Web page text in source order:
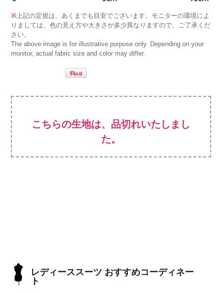
※上記の定規は、あくまでも目安でございます。モニターの環境によ
りましては、色の見え方や大きさが多少異なりますので、ご了承くだ
さい。
The above image is for illustrative purpose only. Depending on your
monitor, actual fabric size and color may differ.
こちらの生地は、品切れいたしまし
た。
レディーススーツ おすすめコーディネー
ト